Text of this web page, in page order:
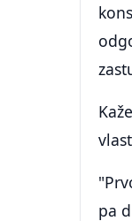
pa